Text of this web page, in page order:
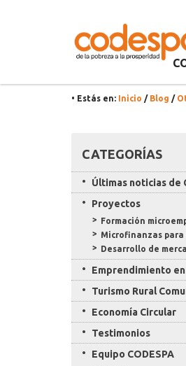
• Estás en: Inicio / Blog /
CATEGORÍAS
Últimas noticias de
Proyectos
Formación
Microfinanzas
Desarrollo de
Emprendimiento
Turismo Rural
Economía Circular
Testimonios
Equipo CODESPA